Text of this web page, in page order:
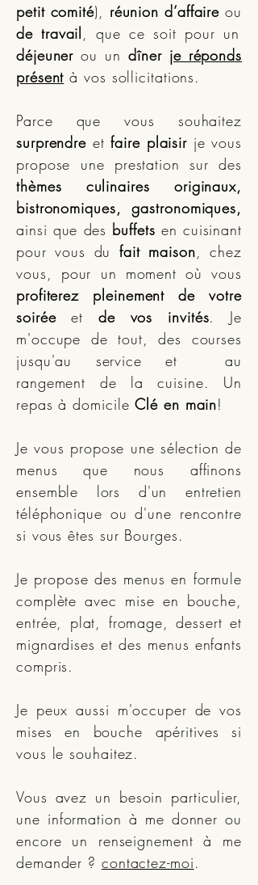
petit comité), réunion d’affaireou
de travail, que ce soit pour un
déjeunerou undîner je réponds
présent à vos sollicitations.
Parce que vous souhaitez
surprendre etfaire plaisir je vous
propose une prestation sur des
thèmes culinaires originaux,
bistronomiques, gastronomiques,
ainsi que des buffets en cuisinant
pour vous dufait maison, chez
vous, pour un moment où vous
profiterez pleinement de votre
soiréeet de vos invités. Je
m'occupe de tout, des courses
jusqu'au service et au
rangement de la cuisine. Un
repas à domicileClé en main!
Je vous propose une sélection de
menus que nous affinons
ensemble lors d'un entretien
téléphonique ou d'une rencontre
si vous êtes sur Bourges.
Je propose des menus en formule
complète avec mise en bouche,
entrée, plat, fromage, dessert et
mignardises et des menus enfants
compris.
Je peux aussi m'occuper de vos
mises en bouche apéritives si
vous le souhaitez.
Vous avez un besoin particulier,
une information à me donner ou
encore un renseignement à me
demander ? contactez-moi.